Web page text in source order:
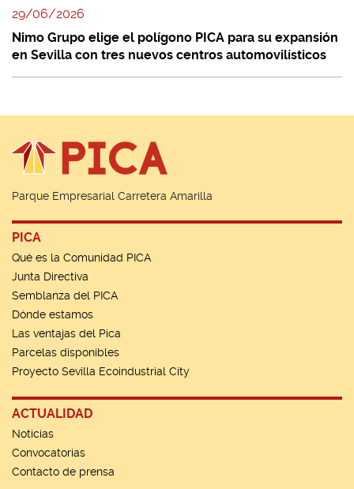
29/06/2026
Nimo Grupo elige el polígono PICA para su expansión
en Sevilla con tres nuevos centros automovilísticos
Parque Empresarial Carretera Amarilla
PICA
Qué es la Comunidad PICA
Junta Directiva
Semblanza del PICA
Dónde estamos
Las ventajas del Pica
Parcelas disponibles
Proyecto Sevilla Ecoindustrial City
ACTUALIDAD
Noticias
Convocatorias
Contacto de prensa